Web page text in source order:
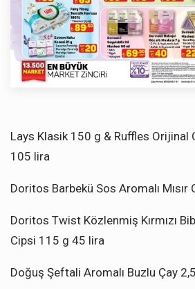
Lays Klasik 150 g & Ruffles Orijinal
105 lira
Doritos Barbekü Sos Aromalı
Doritos Twist Közlenmiş Kırmızı
Cipsi 115 g 45 lira
Doğuş Şeftali Aromalı Buzlu Çay